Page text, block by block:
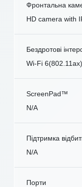
Фронтальна
HD camera with
Бездротові
Wi-Fi
ScreenPad™
N/A
Підтримка
N/A
Порти